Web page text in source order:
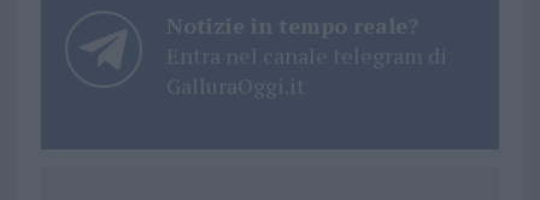
Notizie in tempo reale?
Entra nel canale telegram di
GalluraOggi.it